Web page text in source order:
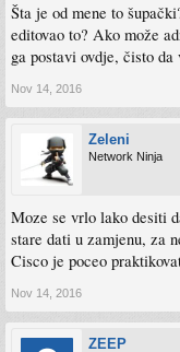
Šta je od mene to
editovao to? Ako može
ga postavi ovdje, čisto
Nov 14, 2016
Zeleni
Network Ninja
Moze se vrlo lako desiti
stare dati u zamjenu, za
Cisco je poceo
Nov 14, 2016
ZEEP